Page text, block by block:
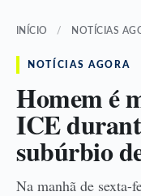
INÍCIO / NOTÍCIAS
NOTÍCIAS AGORA
Homem é
ICE
subúrbio
Na manhã de